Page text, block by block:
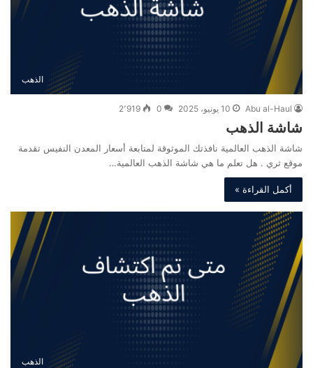
الذهب
Abu al-Haul 10 يونيو، 2025 0 2٬919
شاشة الذهب
شاشة الذهب العالمية نافذتك الموثوقة لمتابعة أسعار المعدن النفيس تقدمة
موقع ثري . هل تعلم ما هي شاشة الذهب العالمية…
أكمل القراءة »
الذهب